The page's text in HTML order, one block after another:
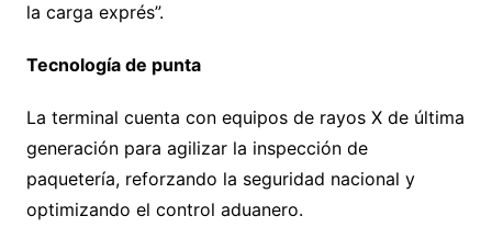
la carga exprés”.
Tecnología de punta
La terminal cuenta con equipos de rayos X de última
generación para agilizar la inspección de
paquetería, reforzando la seguridad nacional y
optimizando el control aduanero.